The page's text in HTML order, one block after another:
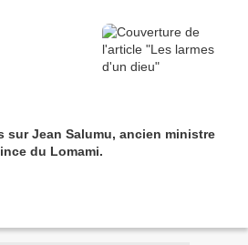
sur Jean Salumu, ancien ministre
du Lomami.